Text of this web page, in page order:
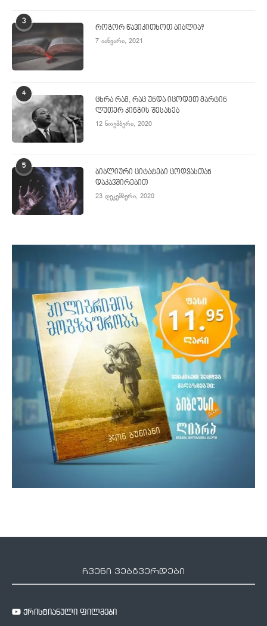
3
როგორ წავიკითხოთ ბიბლია?
7 იანვარი, 2021
4
ცხრა რამ, რაც უნდა იცოდეთ მარტინ
ლუთერ კინგის შესახებ
12 ნოემბერი, 2020
5
ბიბლიური ციტატები ცოდვასთან
დაკავშირებით
23 დეკემბერი, 2020
ჩვენი ვებგვერდები
ქრისტიანული ფილმები